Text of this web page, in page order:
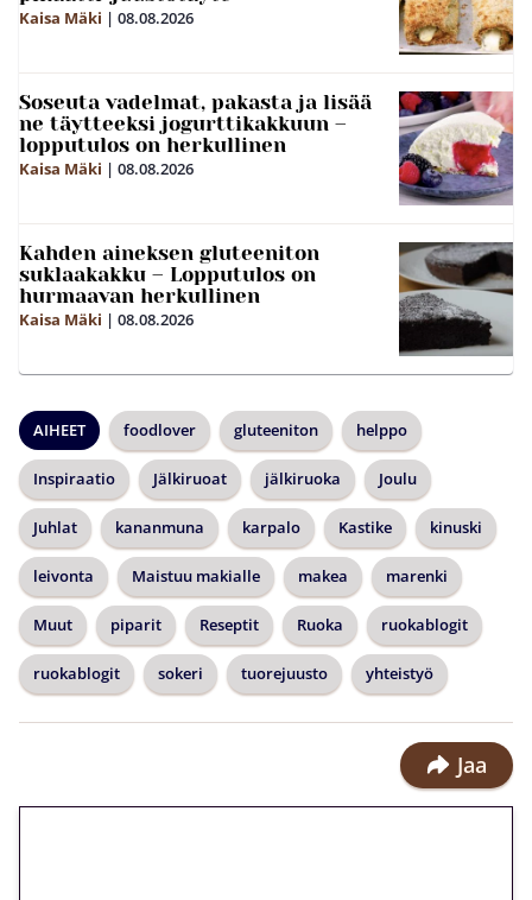
Kaisa Mäki | 08.08.2026
Soseuta vadelmat, pakasta ja lisää
ne täytteeksi jogurttikakkuun –
lopputulos on herkullinen
Kaisa Mäki | 08.08.2026
Kahden aineksen gluteeniton
suklaakakku – Lopputulos on
hurmaavan herkullinen
Kaisa Mäki | 08.08.2026
AIHEET foodlover gluteeniton helppo
Inspiraatio Jälkiruoat jälkiruoka Joulu
Juhlat kananmuna karpalo Kastike kinuski
leivonta Maistuu makialle makea marenki
Muut piparit Reseptit Ruoka ruokablogit
ruokablogit sokeri tuorejuusto yhteistyö
Jaa